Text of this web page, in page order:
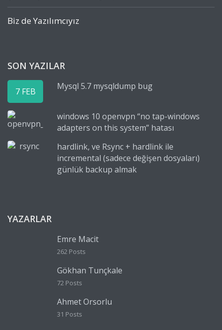
Biz de Yazılımcıyız
SON YAZILAR
7 FEB Mysql 5.7 mysqldump bug
windows 10 openvpn “no tap-windows
adapters on this system” hatası
hardlink, ve Rsync + hardlink ile
incremental (sadece değişen dosyaları)
günlük backup almak
YAZARLAR
Emre Macit
262 Posts
Gökhan Tunçkale
72 Posts
Ahmet Orsorlu
31 Posts